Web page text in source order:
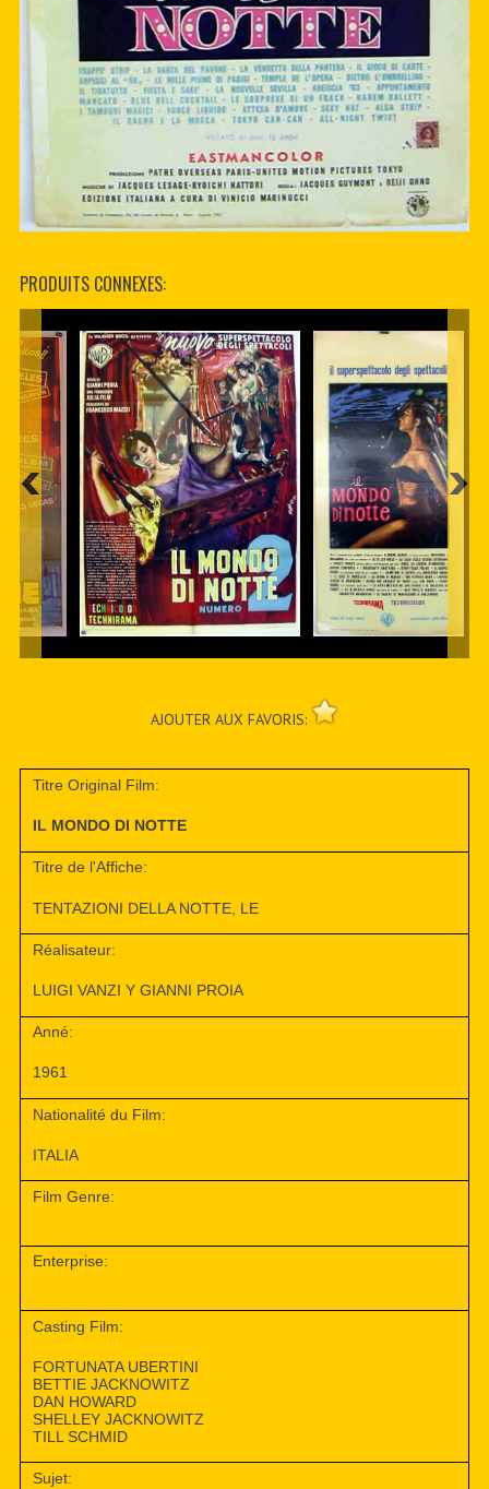
PRODUITS CONNEXES:
AJOUTER AUX FAVORIS:
Titre Original Film:
IL MONDO DI NOTTE
Titre de l'Affiche:
TENTAZIONI DELLA NOTTE, LE
Réalisateur:
LUIGI VANZI Y GIANNI PROIA
Anné:
1961
Nationalité du Film:
ITALIA
Film Genre:
Enterprise:
Casting Film:
FORTUNATA UBERTINI
BETTIE JACKNOWITZ
DAN HOWARD
SHELLEY JACKNOWITZ
TILL SCHMID
Sujet: